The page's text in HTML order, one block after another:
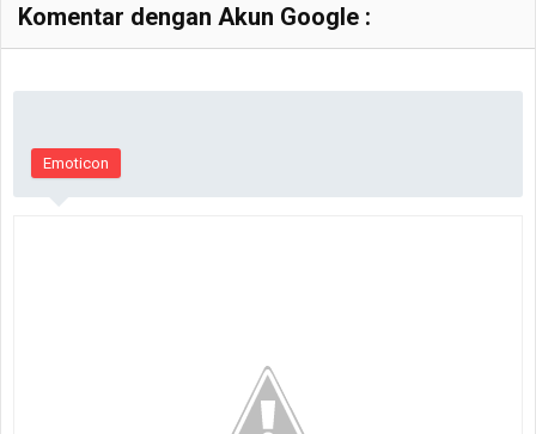
Komentar dengan Akun Google :
Emoticon